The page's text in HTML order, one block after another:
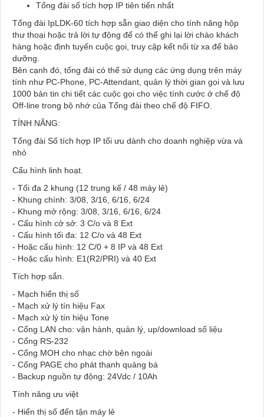
Tổng đài số tích hợp IP tiên tiến nhất
Tổng đài IpLDK-60 tích hợp sẵn giao diện cho tính năng hộp
thư thoại hoặc trả lời tự động để có thể ghi lại lời chào khách
hàng hoặc định tuyến cuộc gọi, truy cập kết nối từ xa để bảo
dưỡng.
Bên cạnh đó, tổng đài có thể sử dụng các ứng dụng trên máy
tính như PC-Phone, PC-Attendant, quản lý thời gian gọi và lưu
1000 bản tin chi tiết các cuộc gọi cho việc tính cước ở chế độ
Off-line trong bộ nhớ của Tổng đài theo chế độ FIFO.
TÍNH NĂNG:
Tổng đài Số tích hợp IP tối ưu dành cho doanh nghiệp vừa và
nhỏ
Cấu hình linh hoạt.
- Tối đa 2 khung (12 trung kế / 48 máy lẻ)
- Khung chính: 3/08, 3/16, 6/16, 6/24
- Khung mở rộng: 3/08, 3/16, 6/16, 6/24
- Cấu hình cở sở: 3 C/o và 8 Ext
- Cấu hình tối đa: 12 C/o và 48 Ext
- Hoặc cấu hình: 12 C/0 + 8 IP và 48 Ext
- Hoặc cấu hình: E1(R2/PRI) và 40 Ext
Tích hợp sắn.
- Mạch hiển thị số
- Mạch xử lý tín hiệu Fax
- Mạch xử lý tín hiệu Tone
- Cổng LAN cho: vận hành, quản lý, up/download số liệu
- Cổng RS-232
- Cổng MOH cho nhạc chờ bên ngoài
- Cổng PAGE cho phát thanh quảng bá
- Backup nguồn tự động: 24Vdc / 10Ah
Tính năng ưu việt
- Hiển thị số đến tận máy lẻ